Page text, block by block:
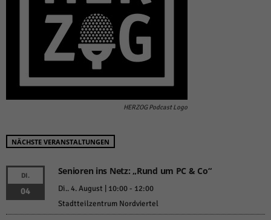
HERZOG Podcast Logo
NÄCHSTE VERANSTALTUNGEN
DI.
04
Senioren ins Netz: „Rund um PC & Co“
Di.. 4. August | 10:00- 12:00
Stadtteilzentrum Nordviertel